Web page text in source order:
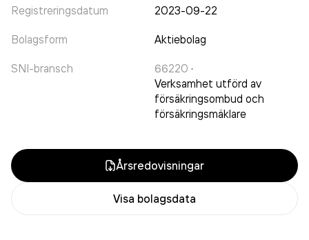
Registreringsdatum 2023-09-22
Bolagsform Aktiebolag
SNI-bransch 66220 ·
Verksamhet utförd av
försäkringsombud och
försäkringsmäklare
Årsredovisningar
Visa bolagsdata